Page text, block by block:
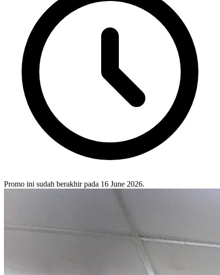
Promo ini sudah berakhir pada 16 June 2026.